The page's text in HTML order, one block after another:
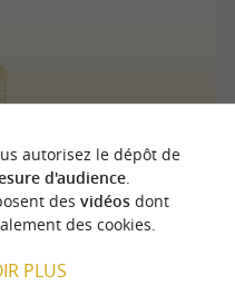
autorisez le dépôt de
d'audience.
des vidéosdont
des cookies.
PLUS